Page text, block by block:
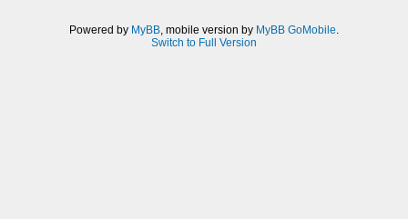
Powered by MyBB, mobile version by MyBB GoMobile.
Switch to Full Version